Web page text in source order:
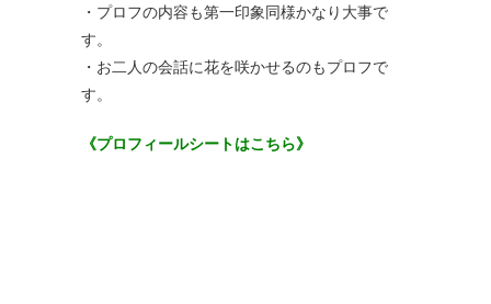
・プロフの内容も第一印象同様かなり大事で
す。
・お二人の会話に花を咲かせるのもプロフで
す。
《プロフィールシートはこちら》